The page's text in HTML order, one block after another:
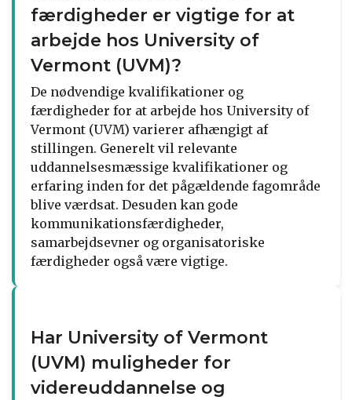
færdigheder er vigtige for at
arbejde hos University of
Vermont (UVM)?
De nødvendige kvalifikationer og
færdigheder for at arbejde hos University of
Vermont (UVM) varierer afhængigt af
stillingen. Generelt vil relevante
uddannelsesmæssige kvalifikationer og
erfaring inden for det pågældende fagområde
blive værdsat. Desuden kan gode
kommunikationsfærdigheder,
samarbejdsevner og organisatoriske
færdigheder også være vigtige.
Har University of Vermont
(UVM) muligheder for
videreuddannelse og